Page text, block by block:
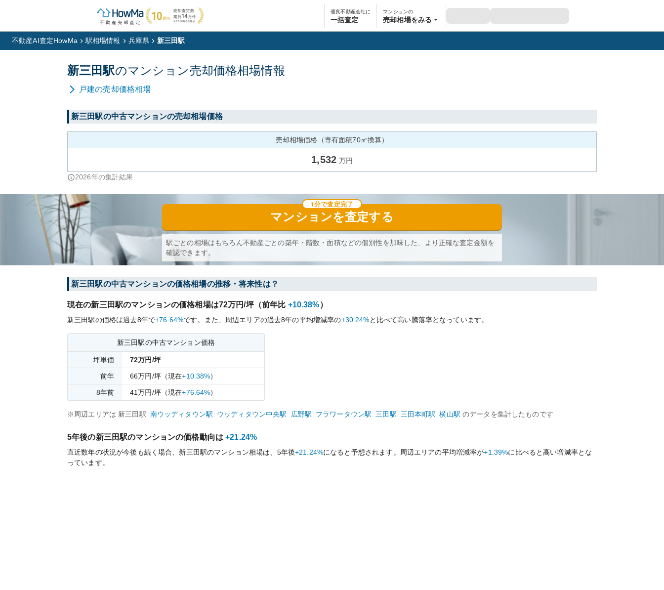
優良不動産会社に
一括査定
マンションの
売却相場をみる
不動産AI査定HowMa 駅相場情報 兵庫県 新三田駅
新三田駅のマンション売却価格相場情報
戸建の売却価格相場
新三田駅の中古マンションの売却相場価格
売却相場価格（専有面積70㎡換算）
1,532 万円
2026年の集計結果
マンションを査定する
1分で査定完了
駅ごとの相場はもちろん不動産ごとの築年・階数・面積などの個別性を加味した、より正確な査定金額を
確認できます。
新三田駅の中古マンションの価格相場の推移・将来性は？
現在の新三田駅のマンションの価格相場は72万円/坪（前年比 +10.38%）
新三田駅の価格は過去8年で+76.64%です。 また、周辺エリアの過去8年の平均増減率の+30.24%と比べて高い騰落率となっています。
新三田駅の中古マンション価格
坪単価 72万円/坪
前年 66万円/坪（現在+10.38%）
8年前 41万円/坪（現在+76.64%）
※周辺エリアは 新三田 駅 南ウッディタウン駅 ウッディタウン中央駅 広野駅 フラワータウン駅 三田 駅 三田本町駅 横山駅 のデータを集計したものです
5年後の新三田駅のマンションの価格動向は +21.24%
直近数年の状況が今後も続く場合、 新三田駅のマンション相場は、5年後+21.24%になると予想されます。周辺エリアの平均増減率が+1.39%に比べると高い増減率とな
っています。